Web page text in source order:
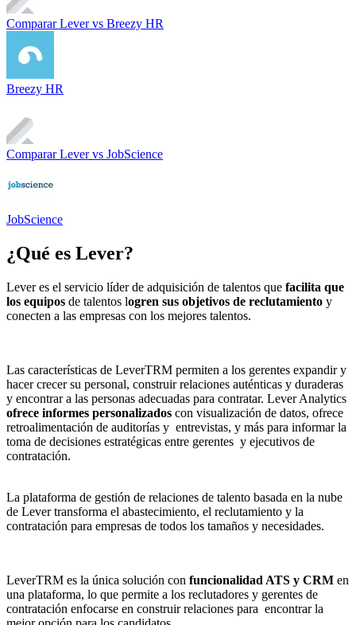
Comparar Levervs Breezy HR
Breezy HR
Comparar Levervs JobScience
JobScience
¿Qué es Lever?
Lever es el servicio líder de adquisición de talentos que facilita que
los equipos de talentos logren sus objetivos de reclutamiento y
conecten a las empresas con los mejores talentos.
Las características de LeverTRM permiten a los gerentes expandir y
hacer crecer su personal, construir relaciones auténticas y duraderas
y encontrar a las personas adecuadas para contratar. Lever Analytics
ofrece informes personalizados con visualización de datos, ofrece
retroalimentación de auditorías y entrevistas, y más para informar la
toma de decisiones estratégicas entre gerentes y ejecutivos de
contratación.
La plataforma de gestión de relaciones de talento basada en la nube
de Lever transforma el abastecimiento, el reclutamiento y la
contratación para empresas de todos los tamaños y necesidades.
LeverTRM es la única solución con funcionalidad ATS y CRM en
una plataforma, lo que permite a los reclutadores y gerentes de
contratación enfocarse en construir relaciones para encontrar la